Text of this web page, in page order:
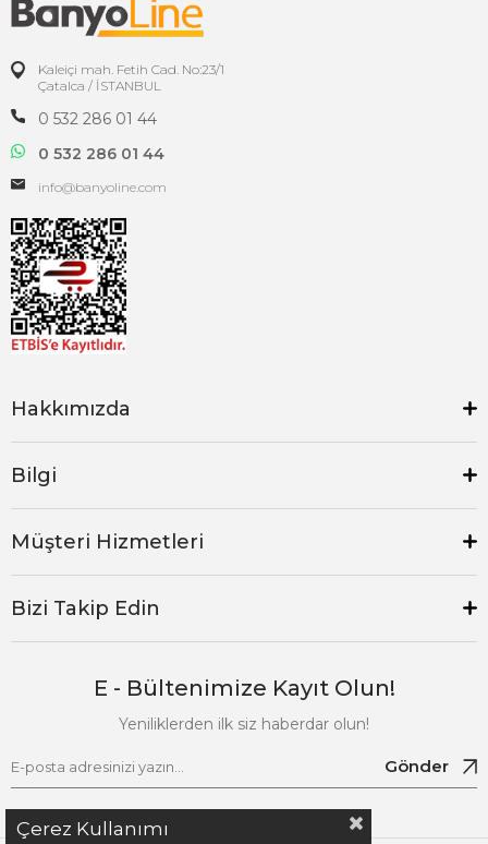
Kaleiçi mah. Fetih Cad. No:23/1
Çatalca / İSTANBUL
0 532 286 01 44
0 532 286 01 44
info@banyoline.com
Hakkımızda
Bilgi
Müşteri Hizmetleri
Bizi Takip Edin
E - Bültenimize Kayıt Olun!
Yeniliklerden ilk siz haberdar olun!
Gönder
Çerez Kullanımı